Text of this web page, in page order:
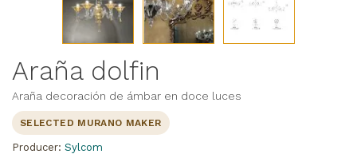
Araña dolfin
Araña decoración de ámbar en doce luces
SELECTED MURANO MAKER
Producer: Sylcom